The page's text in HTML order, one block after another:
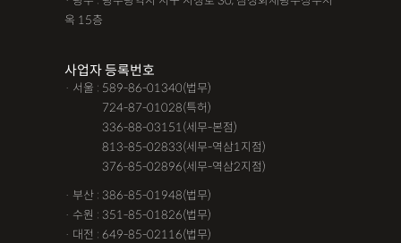
옥 15층
사업자 등록번호
· 서울 : 589-86-01340(법무)
724-87-01028(특허)
336-88-03151(세무-본점)
813-85-02833(세무-역삼1지점)
376-85-02896(세무-역삼2지점)
· 부산 : 386-85-01948(법무)
· 수원 : 351-85-01826(법무)
· 대전 : 649-85-02116(법무)